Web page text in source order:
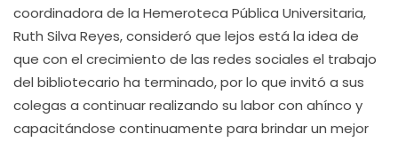
coordinadora de la Hemeroteca Pública Universitaria,
Ruth Silva Reyes, consideró que lejos está la idea de
que con el crecimiento de las redes sociales el trabajo
del bibliotecario ha terminado, por lo que invitó a sus
colegas a continuar realizando su labor con ahínco y
capacitándose continuamente para brindar un mejor